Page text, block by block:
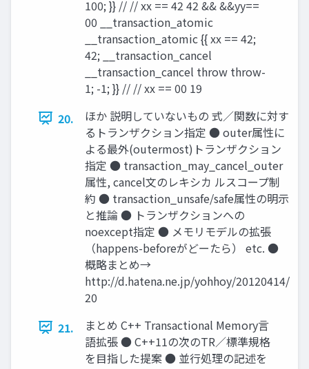
100; }} // // xx == 42 42 && &&yy==
00 __transaction_atomic
__transaction_atomic {{ xx == 42;
42; __transaction_cancel
__transaction_cancel throw throw-
1; -1; }} // // xx == 00 19
20.
ほか 説明していないもの 式／関数に対す
るトランザクション指定 ● outer属性に
よる最外(outermost)トランザクション
指定 ● transaction_may_cancel_outer
属性, cancel文のレキシカ ルスコープ制
約 ● transaction_unsafe/safe属性の明示
と推論 ● トランザクションへの
noexcept指定 ● メモリモデルの拡張
（happens-beforeがどーたら） etc. ●
概略まとめ→
http://d.hatena.ne.jp/yohhoy/20120414/
20
21.
まとめ C++ Transactional Memory言
語拡張 ● C++11の次のTR／標準規格
を目指した提案 ● 並行処理の記述を